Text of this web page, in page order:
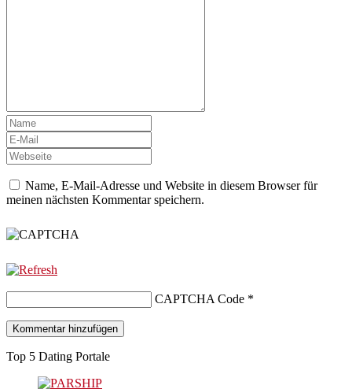
Name, E-Mail-Adresse und Website in diesem Browser für
meinen nächsten Kommentar speichern.
CAPTCHA Code *
Top 5 Dating Portale